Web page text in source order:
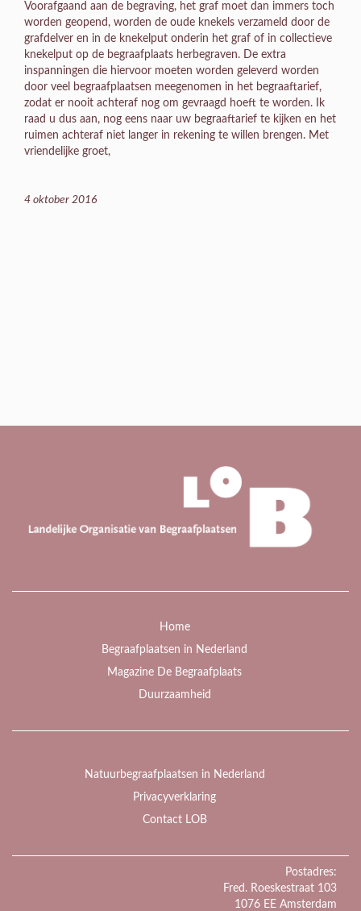
Voorafgaand aan de begraving, het graf moet dan immers toch
worden geopend, worden de oude knekels verzameld door de
grafdelver en in de knekelput onderin het graf of in collectieve
knekelput op de begraafplaats herbegraven. De extra
inspanningen die hiervoor moeten worden geleverd worden
door veel begraafplaatsen meegenomen in het begraaftarief,
zodat er nooit achteraf nog om gevraagd hoeft te worden. Ik
raad u dus aan, nog eens naar uw begraaftarief te kijken en het
ruimen achteraf niet langer in rekening te willen brengen. Met
vriendelijke groet,
4 oktober 2016
Home
Begraafplaatsen in Nederland
Magazine De Begraafplaats
Duurzaamheid
Natuurbegraafplaatsen in Nederland
Privacyverklaring
Contact LOB
Postadres:
Fred. Roeskestraat 103
1076 EE Amsterdam